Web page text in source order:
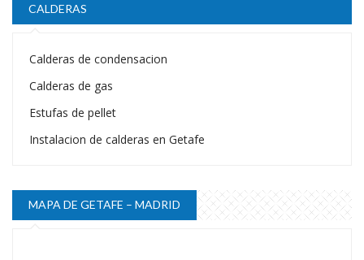
CALDERAS
Calderas de condensacion
Calderas de gas
Estufas de pellet
Instalacion de calderas en Getafe
MAPA DE GETAFE – MADRID